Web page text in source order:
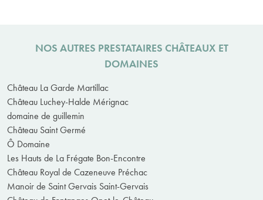
NOS AUTRES PRESTATAIRES CHÂTEAUX ET
DOMAINES
Château La Garde Martillac
Château Luchey-Halde Mérignac
domaine de guillemin
Château Saint Germé
Ô Domaine
Les Hauts de La Frégate Bon-Encontre
Château Royal de Cazeneuve Préchac
Manoir de Saint Gervais Saint-Gervais